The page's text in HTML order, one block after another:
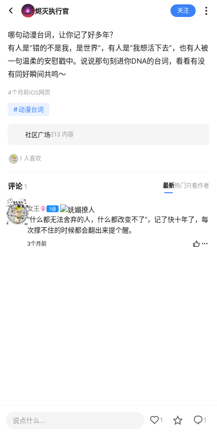
烬灭执行官 关注
哪句动漫台词，让你记了好多年？
有人是“错的不是我，是世界”，有人是“我想活下去”，也有人被
一句温柔的安慰戳中。说说那句刻进你DNA的台词，看看有没
有同好瞬间共鸣～
4个月前iOS网页
#动漫台词
社区广场213 内容
1 人喜欢
评论 1 最新热门 只看作者
女王 1级
“什么都无法舍弃的人，什么都改变不了”，记了快十年了，每
次撑不住的时候都会翻出来提个醒。
3个月前
说点什么... 1 1